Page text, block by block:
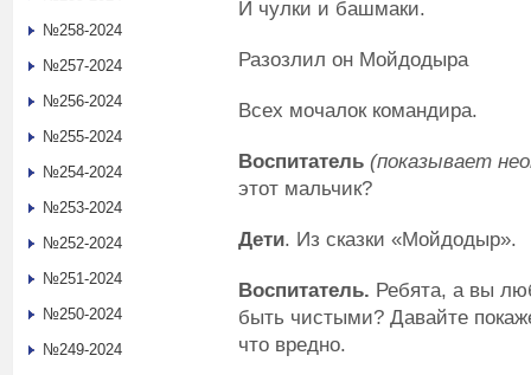
И чулки и башмаки.
Разозлил он Мойдодыра
Всех мочалок командира.
Воспитатель (показывает
этот мальчик?
Дети. Из сказки «Мойдодыр».
Воспитатель. Ребята, а вы
быть чистыми? Давайте
что вредно.
№258-2024
№257-2024
№256-2024
№255-2024
№254-2024
№253-2024
№252-2024
№251-2024
№250-2024
№249-2024